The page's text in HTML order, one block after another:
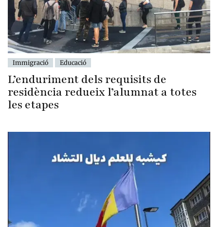
Immigració Educació
L’enduriment dels requisits de
residència redueix l’alumnat a totes
les etapes